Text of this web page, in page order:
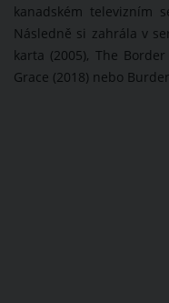
kanadském televizním
Následně si zahrála v
karta (2005), The
Grace (2018) nebo